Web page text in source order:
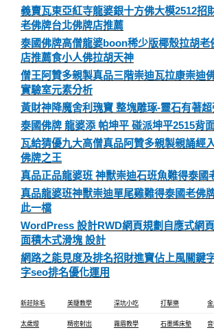
義賣瓦東亞紅寺龍婆銀十方佛大模2512招
老佛牌台北佛牌店推薦
泰國佛牌高僧龍婆boon稀少版椰殼拉胡老
店推薦食小人佛拉胡天神
僧王阿贊多親製真品三階崇迪瓦拉康崇迪
實驗室元素分析
黃財神降魔舍利瑰寶 整塊雕琢-靈石有著
泰國佛牌 龍婆添 帕坤平 碰派坤平2515背
瓦給猜優九大高僧真品阿贊多親製親誦經
佛牌之王
真品正品龍婆班 神獸崇迪石班魚難得泰國
真品龍婆班神獸崇迪單尾雞難得泰國老佛
此一檔
WordPress 設計RWD網頁規劃自應式網
面積木式滑塊 設計
網路之能見度及排名招財進寶佔上風關鍵
字seo排名優化運用
新莊除毛 美睫教學 深坑小吃 打擊樂 金
太歲燈 精密射出 霧眉教學 石墨烯床墊